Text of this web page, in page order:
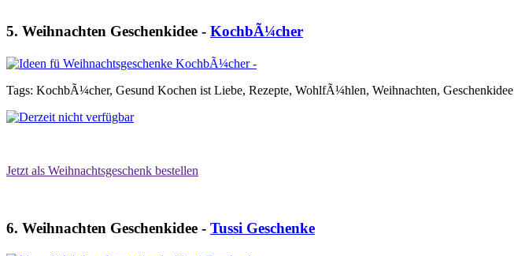
5. Weihnachten Geschenkidee - KochbÃ¼cher
Tags: KochbÃ¼cher, Gesund Kochen ist Liebe, Rezepte, WohlfÃ¼hlen, Weihnachten, Geschenkidee
Jetzt als Weihnachtsgeschenk bestellen
6. Weihnachten Geschenkidee - Tussi Geschenke